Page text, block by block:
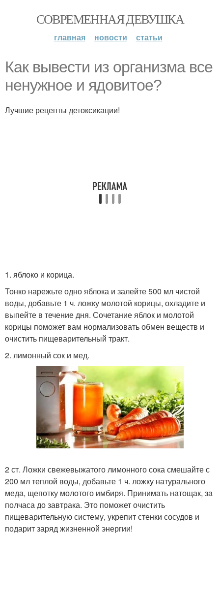
СОВРЕМЕННАЯ ДЕВУШКА
главная новости статьи
Как вывести из организма все
ненужное и ядовитое?
Лучшие рецепты детоксикации!
1. яблоко и корица.
Тонко нарежьте одно яблока и залейте 500 мл чистой
воды, добавьте 1 ч. ложку молотой корицы, охладите и
выпейте в течение дня. Сочетание яблок и молотой
корицы поможет вам нормализовать обмен веществ и
очистить пищеварительный тракт.
2. лимонный сок и мед.
2 ст. Ложки свежевыжатого лимонного сока смешайте с
200 мл теплой воды, добавьте 1 ч. ложку натурального
меда, щепотку молотого имбиря. Принимать натощак, за
полчаса до завтрака. Это поможет очистить
пищеварительную систему, укрепит стенки сосудов и
подарит заряд жизненной энергии!